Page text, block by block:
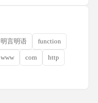
明言明语 function
www com http